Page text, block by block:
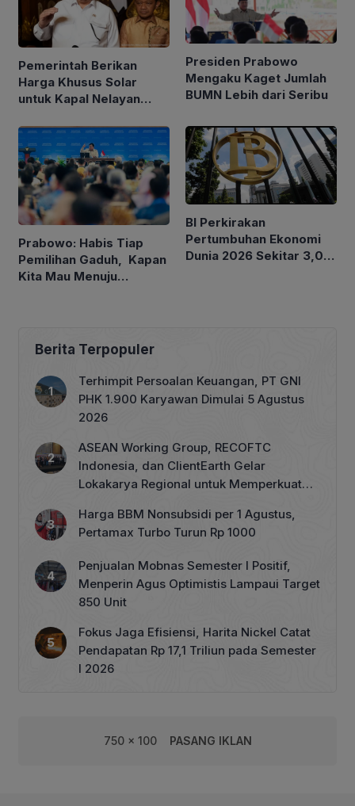
Pemerintah Berikan
Harga Khusus Solar
untuk Kapal Nelayan
GT
Presiden Prabowo
Mengaku Kaget Jumlah
BUMN Lebih dari Seribu
Prabowo: Habis Tiap
Pemilihan Gaduh, Kapan
Kita Mau Menuju
BI Perkirakan
Pertumbuhan Ekonomi
Dunia 2026 Sekitar 3,0
Berita Terpopuler
Terhimpit Persoalan Keuangan, PT GNI
PHK 1.900 Karyawan Dimulai 5 Agustus
2026
ASEAN Working Group, RECOFTC
Indonesia, dan ClientEarth Gelar
Lokakarya Regional untuk Memperkuat
Harga BBM Nonsubsidi per 1 Agustus,
Pertamax Turbo Turun Rp 1000
Penjualan Mobnas Semester I Positif,
Menperin Agus Optimistis Lampaui Target
850 Unit
Fokus Jaga Efisiensi, Harita Nickel Catat
Pendapatan Rp 17,1 Triliun pada Semester
I 2026
750 x 100 PASANG IKLAN